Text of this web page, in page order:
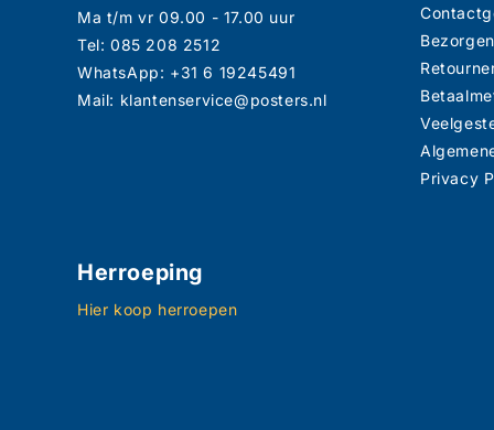
Ma t/m vr 09.00 - 17.00 uur
Tel: 085 208 2512
WhatsApp: +31 6 19245491
Mail: klantenservice@posters.nl
Bezorgen
Privacy
Herroeping
Hier koop herroepen